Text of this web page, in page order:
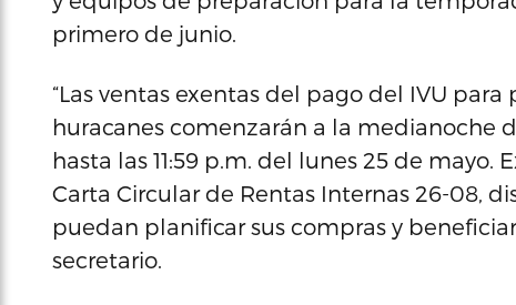
primero de junio.
“Las ventas exentas del pago del IVU
huracanes comenzarán a la medianoche
hasta las 11:59 p.m. del lunes 25 de mayo.
Carta Circular de Rentas Internas 26-08,
puedan planificar sus compras y
secretario.